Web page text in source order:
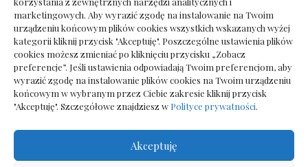
marketingowych. Aby wyrazić zgodę na instalowanie na Twoim
urządzeniu końcowym plików cookies wszystkich wskazanych wyżej
kategorii kliknij przycisk "Akceptuję". Poszczególne ustawienia plików
cookies możesz zmieniać po kliknięciu przycisku „Zobacz
preferencje”. Jeśli ustawienia odpowiadają Twoim preferencjom, aby
wyrazić zgodę na instalowanie plików cookies na Twoim urządzeniu
końcowym w wybranym przez Ciebie zakresie kliknij przycisk
"Akceptuję". Szczegółowe znajdziesz w Polityce prywatności.
Akceptuję